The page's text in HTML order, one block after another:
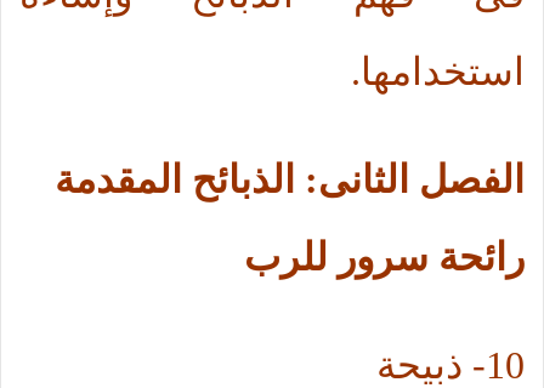
استخدامها.
الفصل الثانى: الذبائح المقدمة
رائحة سرور للرب
10-
ذبيحة